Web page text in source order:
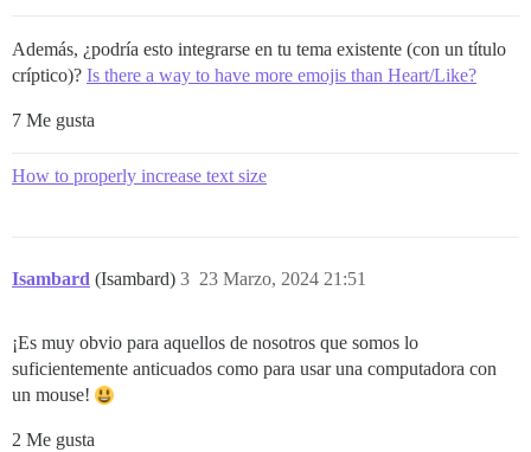
Además, ¿podría esto integrarse en tu tema existente (con un título
críptico)? Is there a way to have more emojis than Heart/Like?
7 Me gusta
How to properly increase text size
Isambard (Isambard) 23 Marzo, 2024 21:51
3
¡Es muy obvio para aquellos de nosotros que somos lo
suficientemente anticuados como para usar una computadora con
un mouse!
2 Me gusta